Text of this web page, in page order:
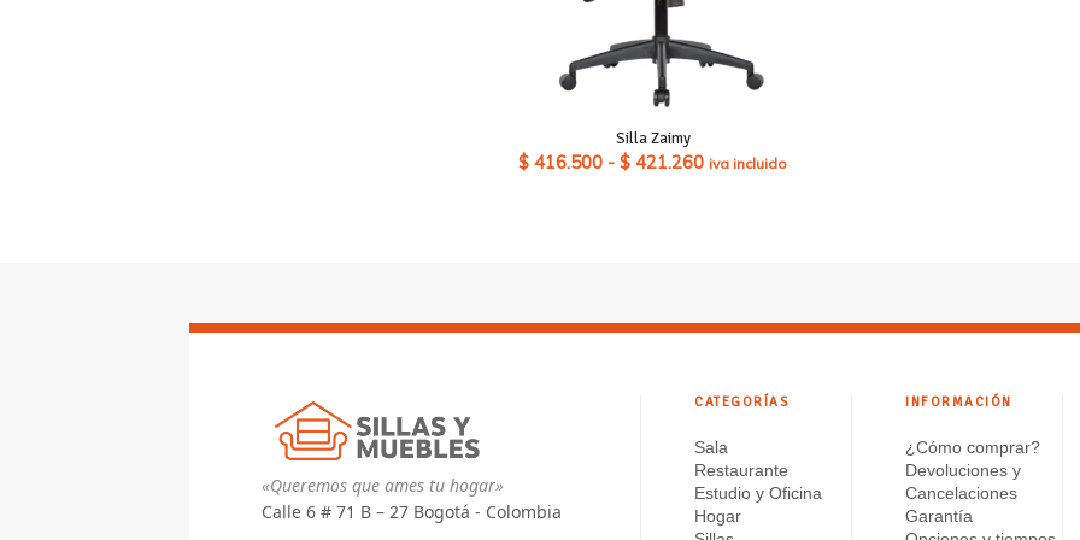
Silla Zaimy
$ 416.500 - $ 421.260Rango
$ 421.260
iva incluido
«Queremos que ames tu hogar»
Calle 6 # 71 B – 27 Bogotá - Colombia
CATEGORÍAS
Sala
Restaurante
Estudio y Oficina
Hogar
INFORMACIÓN
¿Cómo comprar?
Devoluciones y
Cancelaciones
Garantía